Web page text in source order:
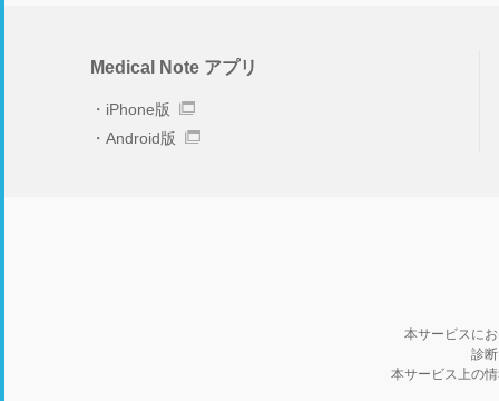
Medical Note アプリ
iPhone版
Android版
本サービスに
診
本サービス上の